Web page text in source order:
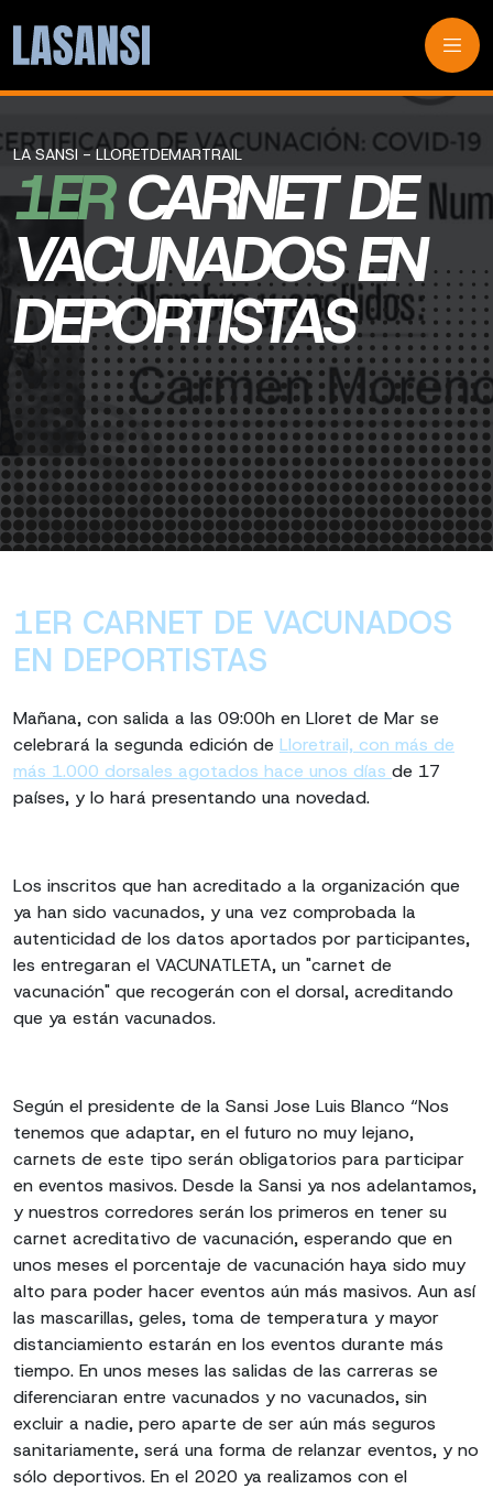
LA SANSI - LLORETDEMARTRAIL
1ER CARNET DE
VACUNADOS EN
DEPORTISTAS
1ER CARNET DE VACUNADOS
EN DEPORTISTAS
Mañana, con salida a las 09:00h en Lloret de Mar se
celebrará la segunda edición de Lloretrail, con más de
más 1.000 dorsales agotados hace unos días de 17
países, y lo hará presentando una novedad.
Los inscritos que han acreditado a la organización que
ya han sido vacunados, y una vez comprobada la
autenticidad de los datos aportados por participantes,
les entregaran el VACUNATLETA, un "carnet de
vacunación" que recogerán con el dorsal, acreditando
que ya están vacunados.
Según el presidente de la Sansi Jose Luis Blanco “Nos
tenemos que adaptar, en el futuro no muy lejano,
carnets de este tipo serán obligatorios para participar
en eventos masivos. Desde la Sansi ya nos adelantamos,
y nuestros corredores serán los primeros en tener su
carnet acreditativo de vacunación, esperando que en
unos meses el porcentaje de vacunación haya sido muy
alto para poder hacer eventos aún más masivos. Aun así
las mascarillas, geles, toma de temperatura y mayor
distanciamiento estarán en los eventos durante más
tiempo. En unos meses las salidas de las carreras se
diferenciaran entre vacunados y no vacunados, sin
excluir a nadie, pero aparte de ser aún más seguros
sanitariamente, será una forma de relanzar eventos, y no
sólo deportivos. En el 2020 ya realizamos con el